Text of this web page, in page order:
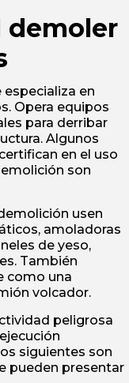
demoler
en
Opera equipos
para derribar
Algunos
en el uso
son
usen
amoladoras
de yeso,
También
como una
volcador.
peligrosa
siguientes son
pueden presentar